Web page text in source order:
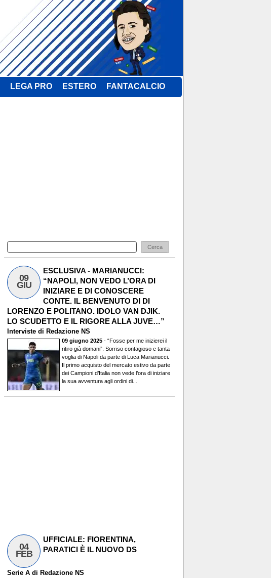
LEGA PRO ESTERO FANTACALCIO
09
GIU
ESCLUSIVA - MARIANUCCI:
“NAPOLI, NON VEDO L’ORA DI
INIZIARE E DI CONOSCERE
CONTE. IL BENVENUTO DI DI
LORENZO E POLITANO. IDOLO VAN DJIK.
LO SCUDETTO E IL RIGORE ALLA JUVE…”
Interviste di Redazione NS
09 giugno 2025 - “Fosse per me inizierei il
ritiro già domani”. Sorriso contagioso e tanta
voglia di Napoli da parte di Luca Marianucci.
Il primo acquisto del mercato estivo da parte
dei Campioni d’Italia non vede l’ora di iniziare
la sua avventura agli ordini di...
04
FEB
UFFICIALE: FIORENTINA,
PARATICI È IL NUOVO DS
Serie A di Redazione NS